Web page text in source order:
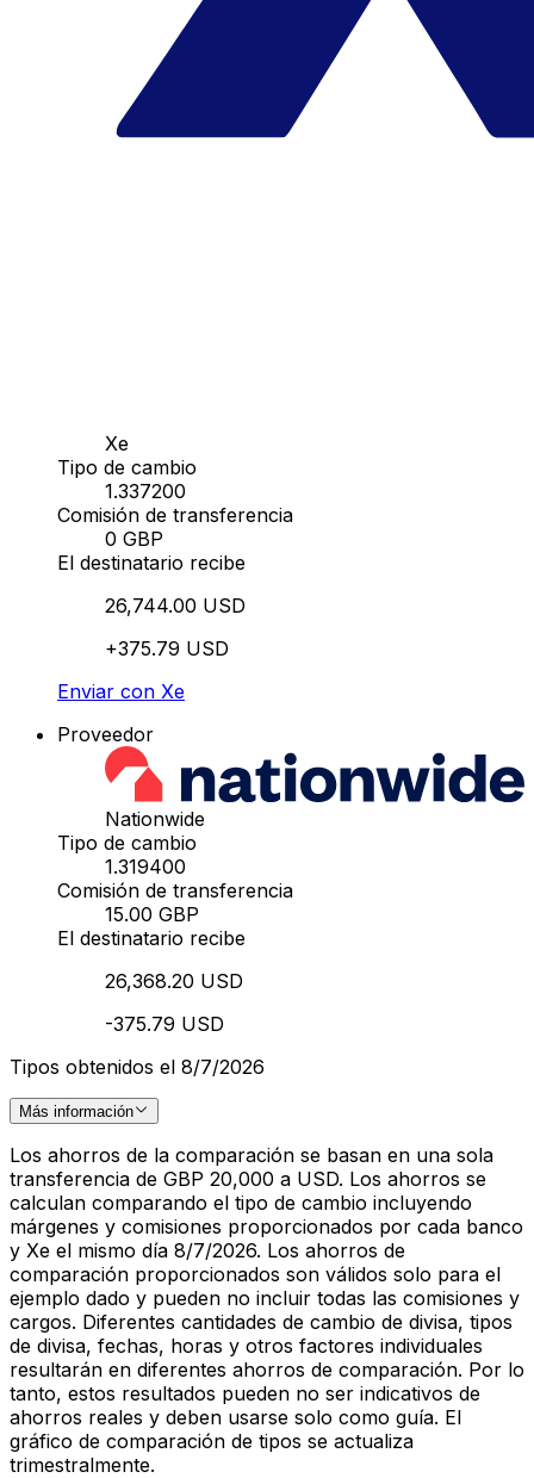
Xe
Tipo de cambio
1.337200
Comisión de transferencia
0 GBP
El destinatario recibe
26,744.00 USD
+375.79 USD
Enviar con Xe
Proveedor
Nationwide
Tipo de cambio
1.319400
Comisión de transferencia
15.00 GBP
El destinatario recibe
26,368.20 USD
-375.79 USD
Tipos obtenidos el 8/7/2026
Más información
Los ahorros de la comparación se basan en una sola
transferencia de GBP 20,000 a USD. Los ahorros se
calculan comparando el tipo de cambio incluyendo
márgenes y comisiones proporcionados por cada banco
y Xe el mismo día 8/7/2026. Los ahorros de
comparación proporcionados son válidos solo para el
ejemplo dado y pueden no incluir todas las comisiones y
cargos. Diferentes cantidades de cambio de divisa, tipos
de divisa, fechas, horas y otros factores individuales
resultarán en diferentes ahorros de comparación. Por lo
tanto, estos resultados pueden no ser indicativos de
ahorros reales y deben usarse solo como guía. El
gráfico de comparación de tipos se actualiza
trimestralmente.